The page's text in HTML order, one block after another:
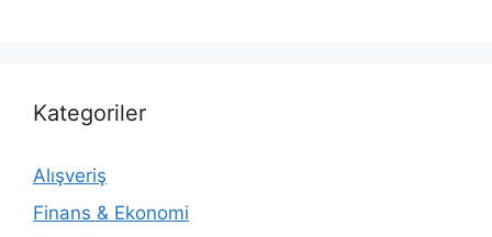
Kategoriler
Alışveriş
Finans & Ekonomi